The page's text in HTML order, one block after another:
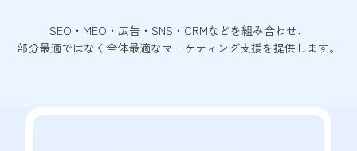
SEO・MEO・広告・SNS・CRMなどを組み合わせ、
部分最適ではなく全体最適なマーケティング支援を提供します。